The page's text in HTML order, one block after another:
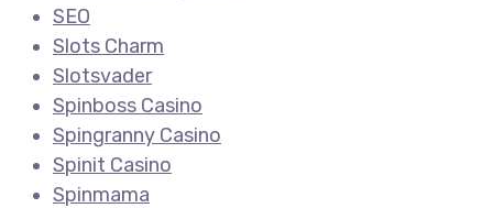
SEO
Slots Charm
Slotsvader
Spinboss Casino
Spingranny Casino
Spinit Casino
Spinmama